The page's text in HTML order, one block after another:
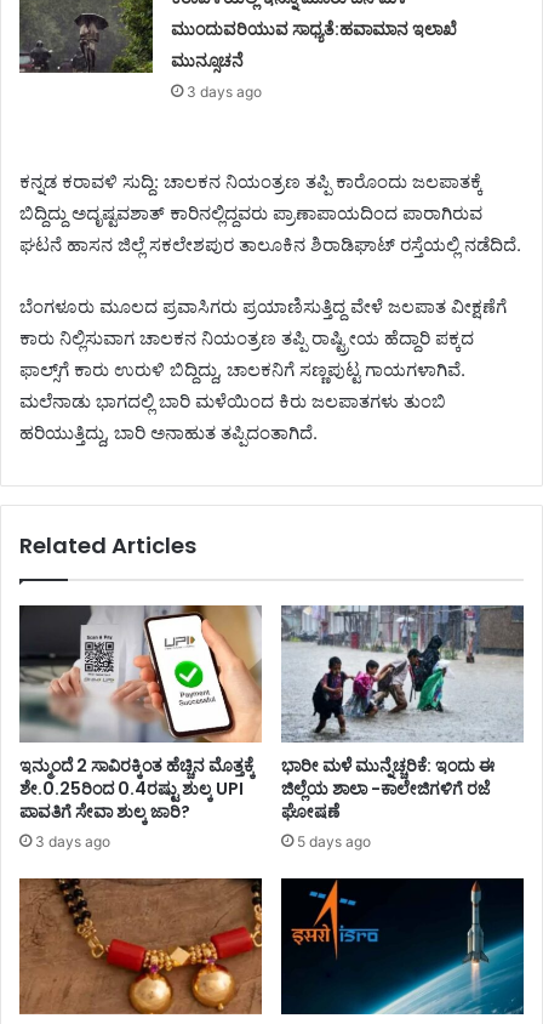
ಮುಂದುವರಿಯುವ ಸಾಧ್ಯತೆ:ಹವಾಮಾನ ಇಲಾಖೆ
ಮುನ್ಸೂಚನೆ
3 days ago
ಕನ್ನಡ ಕರಾವಳಿ ಸುದ್ದಿ: ಚಾಲಕನ ನಿಯಂತ್ರಣ ತಪ್ಪಿ ಕಾರೊಂದು ಜಲಪಾತಕ್ಕೆ
ಬಿದ್ದಿದ್ದು ಅದೃಷ್ಟವಶಾತ್ ಕಾರಿನಲ್ಲಿದ್ದವರು ಪ್ರಾಣಾಪಾಯದಿಂದ ಪಾರಾಗಿರುವ
ಘಟನೆ ಹಾಸನ ಜಿಲ್ಲೆ ಸಕಲೇಶಪುರ ತಾಲೂಕಿನ ಶಿರಾಡಿಘಾಟ್ ರಸ್ತೆಯಲ್ಲಿ ನಡೆದಿದೆ.
ಬೆಂಗಳೂರು ಮೂಲದ ಪ್ರವಾಸಿಗರು ಪ್ರಯಾಣಿಸುತ್ತಿದ್ದ ವೇಳೆ ಜಲಪಾತ ವೀಕ್ಷಣೆಗೆ
ಕಾರು ನಿಲ್ಲಿಸುವಾಗ ಚಾಲಕನ ನಿಯಂತ್ರಣ ತಪ್ಪಿ ರಾಷ್ಟ್ರೀಯ ಹೆದ್ದಾರಿ ಪಕ್ಕದ
ಫಾಲ್ಸ್‌ಗೆ ಕಾರು ಉರುಳಿ ಬಿದ್ದಿದ್ದು, ಚಾಲಕನಿಗೆ ಸಣ್ಣಪುಟ್ಟ ಗಾಯಗಳಾಗಿವೆ.
ಮಲೆನಾಡು ಭಾಗದಲ್ಲಿ ಬಾರಿ ಮಳೆಯಿಂದ ಕಿರು ಜಲಪಾತಗಳು ತುಂಬಿ
ಹರಿಯುತ್ತಿದ್ದು, ಬಾರಿ ಅನಾಹುತ ತಪ್ಪಿದಂತಾಗಿದೆ.
Related Articles
ಇನ್ಮುಂದೆ 2 ಸಾವಿರಕ್ಕಿಂತ ಹೆಚ್ಚಿನ ಮೊತ್ತಕ್ಕೆ
ಶೇ.0.25ರಿಂದ 0.4ರಷ್ಟು ಶುಲ್ಕ UPI
ಪಾವತಿಗೆ ಸೇವಾ ಶುಲ್ಕ ಜಾರಿ?
3 days ago
ಭಾರೀ ಮಳೆ ಮುನ್ನೆಚ್ಚರಿಕೆ: ಇಂದು ಈ
ಜಿಲ್ಲೆಯ ಶಾಲಾ -ಕಾಲೇಜಿಗಳಿಗೆ ರಜೆ
ಘೋಷಣೆ
5 days ago